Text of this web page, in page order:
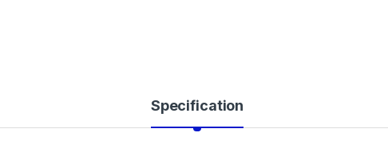
Specification